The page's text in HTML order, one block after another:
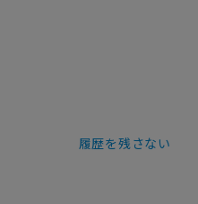
履歴を残さない